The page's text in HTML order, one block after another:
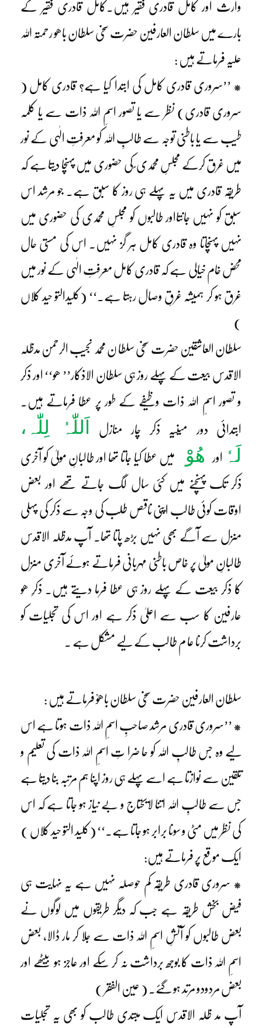
وارث اور کامل قادری فقیر ہیں۔کامل قادری فقیر کے
بارے میں سلطان العارفین حضرت سخی سلطان باھو رحمتہ اللہ
علیہ فرماتے ہیں :
* ’’سروری قادری کامل کی ابتدا کیا ہے؟ قادری کامل (
سروری قادری) نظر سے یا تصور اسمِ اللہ ذات سے یا کلمہ
طیب سے یا باطنی توجہ سے طالبِ اللہ کو معرفتِ الٰہی کے نور
میں غرق کرکے مجلسِ محمدی ؐ کی حضوری میں پہنچا دیتا ہے کہ
طریقہ قادری میں یہ پہلے ہی روز کا سبق ہے۔ جو مرشد اس
سبق کو نہیں جانتااور طالبوں کو مجلسِ محمدی کی حضوری میں
نہیں پہنچاتا وہ قادری کامل ہر گز نہیں۔ اس کی مستی حال
محض خام خیالی ہے کہ قادری کامل معرفتِ الٰہی کے نور میں
غرق ہو کر ہمیشہ غرقِ وصال رہتا ہے۔‘‘ (کلیدالتو حید کلاں
)
سلطان العاشقین حضرت سخی سلطا ن محمد نجیب الرحمن مدظلہ
الاقدس بیعت کے پہلے روز ہی سلطان الاذکار’’ ھو‘‘ اور ذکر
و تصور اسمِ اللہ ذات وظیفے کے طور پر عطا فرماتے ہیں۔
ابتدائی دور میںیہ ذکر چار منازل
اَللّٰہُ لِلّٰہ،
لَہٗ
اور ھُوْ میں عطا کیا جاتا تھا اور طالبانِ مولیٰ کو آخری
ذکر تک پہنچنے میں کئی سال لگ جاتے تھے اور بعض
اوقات کوئی طالب اپنی ناقص طلب کی وجہ سے ذکر کی پہلی
منزل سے آگے بھی نہیں بڑھ پاتا تھا۔ آپ مدظلہ الاقدس
طالبانِ مولیٰ پر خاص باطنی مہربانی فرماتے ہوئے آخری منزل
کا ذکر بیعت کے پہلے روز ہی عطا فرما دیتے ہیں۔ ذکرِ ھو
عارفین کا سب سے اعلیٰ ذکر ہے اور اس کی تجلیات کو
برداشت کرنا عا م طالب کے لیے مشکل ہے ۔
سلطان العارفین حضرت سخی سلطان باھوؒ فرماتے ہیں :
* ’’سروری قادری مرشد صاحبِ اسمِ اللہ ذات ہوتا ہے اس
لیے وہ جس طالبِ اللہ کو حا ضرا تِ اسمِ اللہ ذات کی تعلیم و
تلقین سے نوازتا ہے اسے پہلے ہی روز اپنا ہم مرتبہ بنا دیتا ہے
جس سے طالبِ اللہ اتنا لایحتاج و بے نیاز ہو جاتا ہے کہ اس
کی نظر میں مٹی و سونا برابر ہو جاتا ہے۔‘‘ (کلید التو حید کلاں )
ایک موقع پر فرماتے ہیں:
* سروری قادری طریقہ کم حوصلہ نہیں ہے یہ نہایت ہی
فیض بخش طریقہ ہے جب کہ دیگر طریقوں میں لوگوں نے
بعض طالبوں کو آتشِ اسمِ اللہ ذات سے جلا کر مار ڈالا، بعض
اسمِ اللہ ذات کا بوجھ برداشت نہ کر سکے اور عاجز ہو بیٹھے اور
بعض مردودو مرتد ہو گئے۔ ( عین الفقر )
آپ مد ظلہ الاقدس ایک مبتدی طالب کو بھی یہ تجلیات